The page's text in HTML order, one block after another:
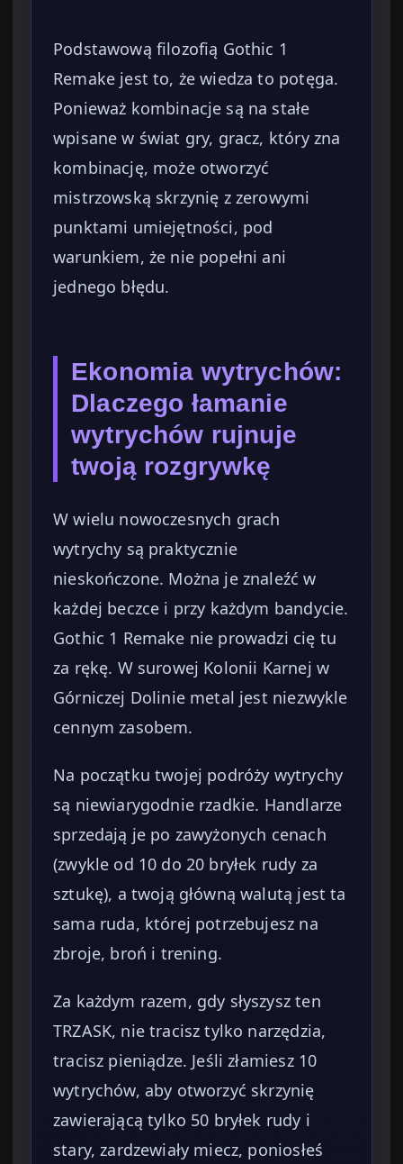
Podstawową filozofią Gothic 1
Remake jest to, że wiedza to potęga.
Ponieważ kombinacje są na stałe
wpisane w świat gry, gracz, który zna
kombinację, może otworzyć
mistrzowską skrzynię z zerowymi
punktami umiejętności, pod
warunkiem, że nie popełni ani
jednego błędu.
Ekonomia wytrychów:
Dlaczego łamanie
wytrychów rujnuje
twoją rozgrywkę
W wielu nowoczesnych grach
wytrychy są praktycznie
nieskończone. Można je znaleźć w
każdej beczce i przy każdym bandycie.
Gothic 1 Remake nie prowadzi cię tu
za rękę. W surowej Kolonii Karnej w
Górniczej Dolinie metal jest niezwykle
cennym zasobem.
Na początku twojej podróży wytrychy
są niewiarygodnie rzadkie. Handlarze
sprzedają je po zawyżonych cenach
(zwykle od 10 do 20 bryłek rudy za
sztukę), a twoją główną walutą jest ta
sama ruda, której potrzebujesz na
zbroje, broń i trening.
Za każdym razem, gdy słyszysz ten
TRZASK, nie tracisz tylko narzędzia,
tracisz pieniądze. Jeśli złamiesz 10
wytrychów, aby otworzyć skrzynię
zawierającą tylko 50 bryłek rudy i
stary, zardzewiały miecz, poniosłeś